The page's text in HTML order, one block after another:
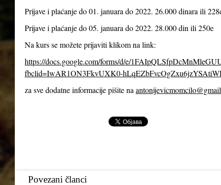
Prijave i plaćanje do 01. januara do 2022. 26.000 dinara ili
Prijave i plaćanje do 05. januara do 2022. 28.000 din ili 250e
Na kurs se možete prijaviti klikom na link:
https://docs.google.com/forms/d/e/
fbclid=IwAR1ON3FkvUXK0-
za sve dodatne informacije pišite na
Povezani članci